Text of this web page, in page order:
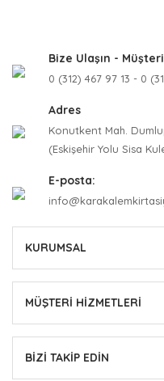
Bize Ulaşın -
0 (312) 467 97 13 - 0
Adres
Konutkent Mah.
(Eskişehir Yolu Sisa
E-posta:
KURUMSAL
MÜŞTERİ HİZMETLERİ
BİZİ TAKİP EDİN